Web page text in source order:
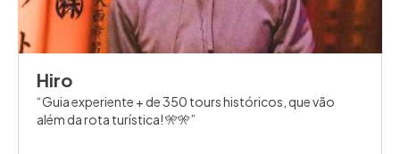
Hiro
Guia experiente + de 350 tours históricos, que vão
além da rota turística! 🎌🎌